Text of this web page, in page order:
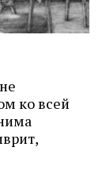
ко всей
и